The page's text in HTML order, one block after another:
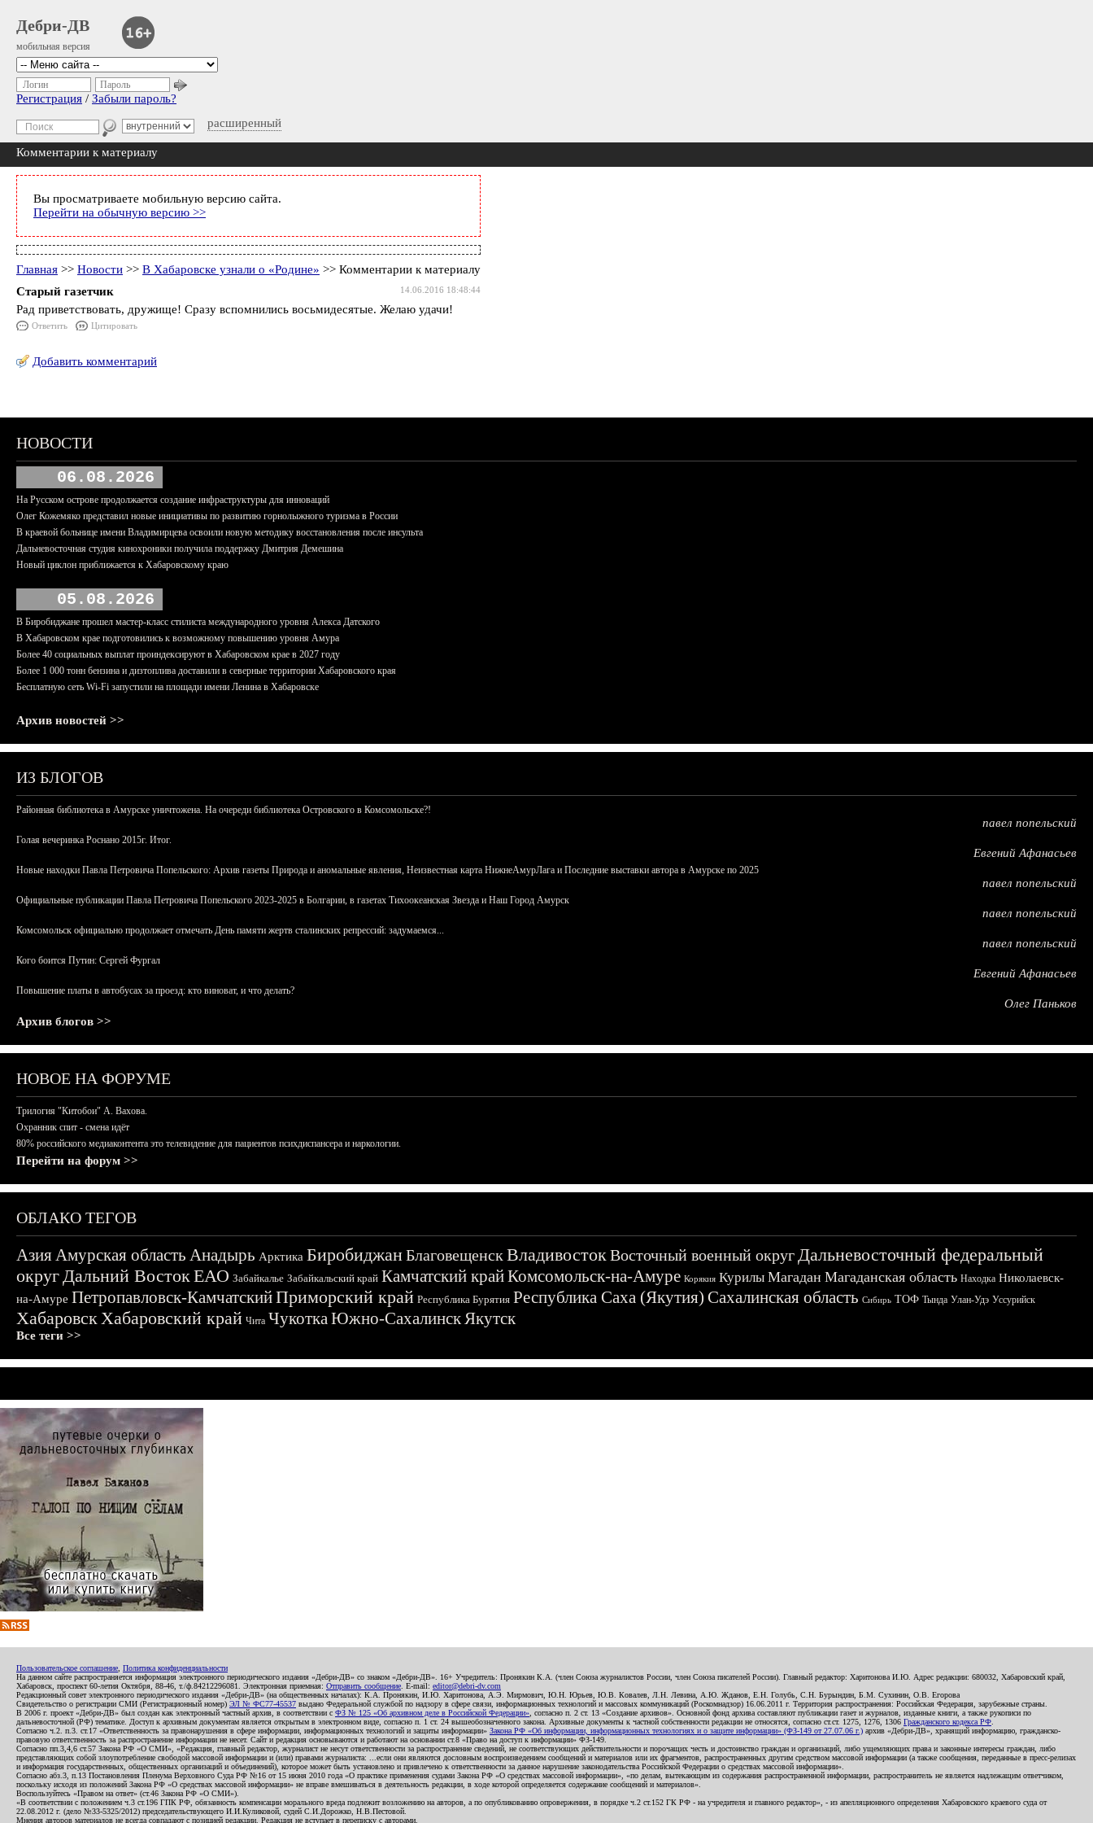
Дебри-ДВ
мобильная версия
расширенный
Логин Пароль
Регистрация / Забыли пароль?
Комментарии к материалу
Вы просматриваете мобильную версию сайта.
Перейти на обычную версию >>
Главная >> Новости >> В Хабаровске узнали о «Родине» >> Комментарии к материалу
14.06.2016 18:48:44
Старый газетчик
Рад приветствовать, дружище! Сразу вспомнились восьмидесятые. Желаю удачи!
Ответить Цитировать
Добавить комментарий
НОВОСТИ
06.08.2026
На Русском острове продолжается создание инфраструктуры для инноваций
Олег Кожемяко представил новые инициативы по развитию горнолыжного туризма в России
В краевой больнице имени Владимирцева освоили новую методику восстановления после инсульта
Дальневосточная студия кинохроники получила поддержку Дмитрия Демешина
Новый циклон приближается к Хабаровскому краю
05.08.2026
В Биробиджане прошел мастер-класс стилиста международного уровня Алекса Датского
В Хабаровском крае подготовились к возможному повышению уровня Амура
Более 40 социальных выплат проиндексируют в Хабаровском крае в 2027 году
Более 1 000 тонн бензина и дизтоплива доставили в северные территории Хабаровского края
Бесплатную сеть Wi-Fi запустили на площади имени Ленина в Хабаровске
Архив новостей >>
ИЗ БЛОГОВ
Районная библиотека в Амурске уничтожена. На очереди библиотека Островского в Комсомольске?!
павел попельский
Голая вечеринка Роснано 2015г. Итог.
Евгений Афанасьев
Новые находки Павла Петровича Попельского: Архив газеты Природа и аномальные явления, Неизвестная карта НижнеАмурЛага и Последние выставки автора в Амурске по 2025
павел попельский
Официальные публикации Павла Петровича Попельского 2023-2025 в Болгарии, в газетах Тихоокеанская Звезда и Наш Город Амурск
павел попельский
Комсомольск официально продолжает отмечать День памяти жертв сталинских репрессий: задумаемся...
павел попельский
Кого боится Путин: Сергей Фургал
Евгений Афанасьев
Повышение платы в автобусах за проезд: кто виноват, и что делать?
Олег Паньков
Архив блогов >>
НОВОЕ НА ФОРУМЕ
Трилогия "Китобои" А. Вахова.
Охранник спит - смена идёт
80% российского медиаконтента это телевидение для пациентов психдиспансера и наркологии.
Перейти на форум >>
ОБЛАКО ТЕГОВ
АзияАмурская область Анадырь Арктика БиробиджанБлаговещенскВладивостокВосточный военный округДальневосточный федеральный
округДальний ВостокЕАО Забайкалье Забайкальский край Камчатский крайКомсомольск-на-Амуре Корякия Курилы Магадан Магаданская область Находка Николаевск-
на-Амуре Петропавловск-КамчатскийПриморский край Республика Бурятия Республика Саха (Якутия) Сахалинская область Сибирь ТОФ Тында Улан-Удэ Уссурийск
ХабаровскХабаровский край Чита ЧукоткаЮжно-СахалинскЯкутск
Все теги >>
Пользовательское соглашение Политика конфиденциальности
На данном сайте распространяется информация электронного периодического издания «Дебри-ДВ» со знаком «Дебри-ДВ». 16+ Учредитель: Пронякин К.А. (член Союза журналистов России, член Союза писателей России). Главный редактор: Харитонова И.Ю. Адрес редакции: 680032, Хабаровский край,
Хабаровск, проспект 60-летия Октября, 88-46, т./ф.84212296081. Электронная приемная: Отправить сообщение . E-mail: editor@debri-dv.com
Редакционный совет электронного периодического издания «Дебри-ДВ» (на общественных началах): К.А. Пронякин, И.Ю. Харитонова, А.Э. Мирмович, Ю.Н. Юрьев, Ю.В. Ковалев, Л.Н. Левина, А.Ю. Жданов, Е.Н. Голубь, С.Н. Бурындин, Б.М. Сухинин, О.В. Егорова
Свидетельство о регистрации СМИ (Регистрационный номер) ЭЛ № ФС77-45537 выдано Федеральной службой по надзору в сфере связи, информационных технологий и массовых коммуникаций (Роскомнадзор) 16.06.2011 г. Территория распространения: Российская Федерация, зарубежные страны.
В 2006 г. проект «Дебри-ДВ» был создан как электронный частный архив, в соответствии с ФЗ № 125 «Об архивном деле в Российской Федерации» , согласно п. 2 ст. 13 «Создание архивов». Основной фонд архива составляют публикации газет и журналов, изданные книги, а также рукописи по
дальневосточной (РФ) тематике. Доступ к архивным документам является открытым в электронном виде, согласно п. 1 ст. 24 вышеобозначенного закона. Архивные документы к частной собственности редакции не относятся, согласно ст.ст. 1275, 1276, 1306 Гражданского кодекса РФ
Согласно ч.2. п.3. ст.17 «Ответственность за правонарушения в сфере информации, информационных технологий и защиты информации» Закона РФ «Об информации, информационных технологиях и о защите информации» (ФЗ-149 от 27.07.06 г.) архив «Дебри-ДВ», хранящий информацию, гражданско-
правовую ответственность за распространение информации не несет. Сайт и редакция основываются и работают на основании ст.8 «Право на доступ к информации» ФЗ-149.
Согласно пп.3,4,6 ст.57 Закона РФ «О СМИ», «Редакция, главный редактор, журналист не несут ответственности за распространение сведений, не соответствующих действительности и порочащих честь и достоинство граждан и организаций, либо ущемляющих права и законные интересы граждан, либо
представляющих собой злоупотребление свободой массовой информации и (или) правами журналиста: ...если они являются дословным воспроизведением сообщений и материалов или их фрагментов, распространенных другим средством массовой информации (а также сообщения, переданные в пресс-релизах
и информация государственных, общественных организаций и объединений), которое может быть установлено и привлечено к ответственности за данное нарушение законодательства Российской Федерации о средствах массовой информации».
Согласно абз.3, п.13 Постановления Пленума Верховного Суда РФ №16 от 15 июня 2010 года «О практике применения судами Закона РФ «О средствах массовой информации», «по делам, вытекающим из содержания распространенной информации, распространитель не является надлежащим ответчиком,
поскольку исходя из положений Закона РФ «О средствах массовой информации» не вправе вмешиваться в деятельность редакции, в ходе которой определяется содержание сообщений и материалов».
Воспользуйтесь «Правом на ответ» (ст.46 Закона РФ «О СМИ»).
«В соответствии с положением ч.3 ст.196 ГПК РФ, обязанность компенсации морального вреда подлежит возложению на авторов, а по опубликованию опровержения, в порядке ч.2 ст.152 ГК РФ - на учредителя и главного редактор», - из апелляционного определения Хабаровского краевого суда от
22.08.2012 г. (дело №33-5325/2012) председательствующего И.И.Куликовой, судей С.И.Дорожко, Н.В.Пестовой.
Мнения авторов материалов не всегда совпадают с позицией редакции. Редакция не вступает в переписку с авторами.